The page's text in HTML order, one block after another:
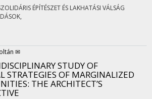
ÉPÍTÉSZET ÉS LAKHATÁSI VÁLSÁG
,
✉
STUDY OF
STRATEGIES OF MARGINALIZED
THE ARCHITECT’S